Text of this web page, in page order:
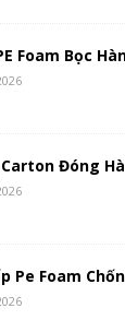
Foam Bọc
Đóng
Pe Foam